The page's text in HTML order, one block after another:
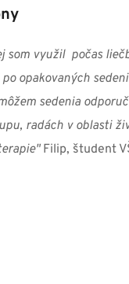
som využil  počas
opakovaných
sedenia
radách v oblasti
Filip, študent